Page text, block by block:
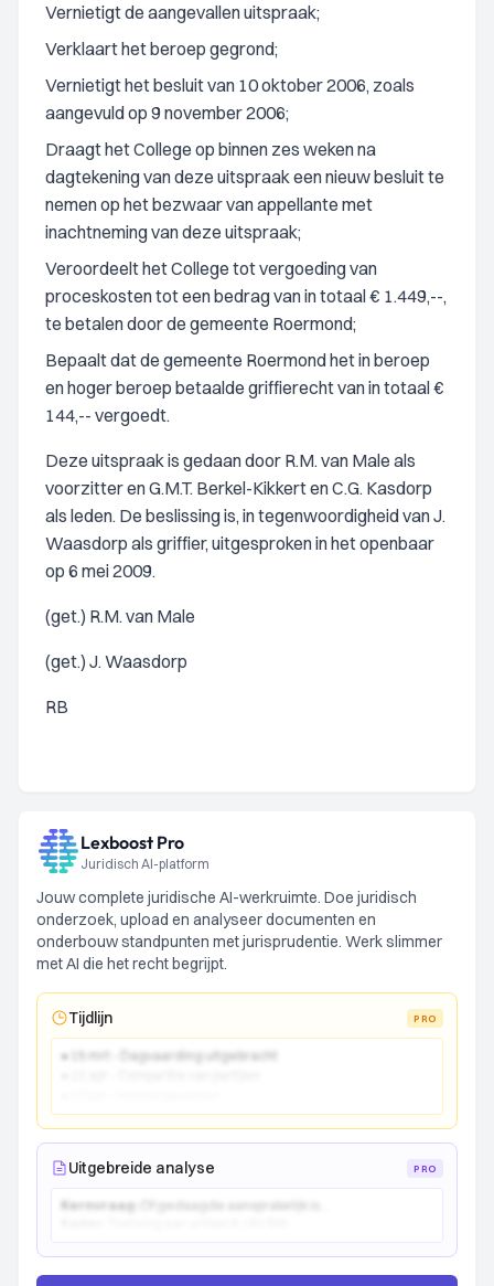
Vernietigt de aangevallen uitspraak;
Verklaart het beroep gegrond;
Vernietigt het besluit van 10 oktober 2006, zoals
aangevuld op 9 november 2006;
Draagt het College op binnen zes weken na
dagtekening van deze uitspraak een nieuw besluit te
nemen op het bezwaar van appellante met
inachtneming van deze uitspraak;
Veroordeelt het College tot vergoeding van
proceskosten tot een bedrag van in totaal € 1.449,--,
te betalen door de gemeente Roermond;
Bepaalt dat de gemeente Roermond het in beroep
en hoger beroep betaalde griffierecht van in totaal €
144,-- vergoedt.
Deze uitspraak is gedaan door R.M. van Male als
voorzitter en G.M.T. Berkel-Kikkert en C.G. Kasdorp
als leden. De beslissing is, in tegenwoordigheid van J.
Waasdorp als griffier, uitgesproken in het openbaar
op 6 mei 2009.
(get.) R.M. van Male
(get.) J. Waasdorp
RB
Lexboost Pro
Juridisch AI-platform
Jouw complete juridische AI-werkruimte. Doe juridisch
onderzoek, upload en analyseer documenten en
onderbouw standpunten met jurisprudentie. Werk slimmer
met AI die het recht begrijpt.
Tijdlijn PRO
● 15 mrt - Dagvaarding uitgebracht
Uitgebreide analyse PRO
Kernvraag: